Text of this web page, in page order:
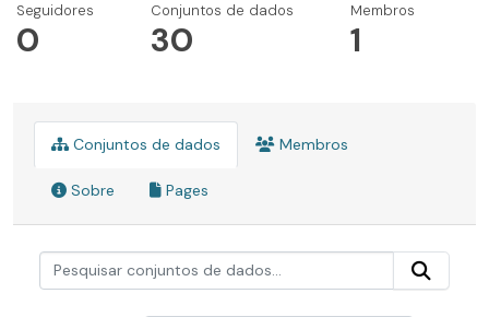
Seguidores
0
Conjuntos de dados
30
Membros
1
Conjuntos de dados Membros
Sobre Pages